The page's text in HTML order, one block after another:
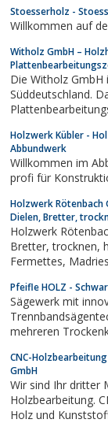
Vielzahl
Stoesserholz -
Willkommen auf
Witholz GmbH –
Die Witholz GmbH
Süddeutschland. Das
Holzwerk Kübler -
Abbundwerk
Willkommen im
profi für
Holzwerk Rötenbach
Dielen, Bretter,
Holzwerk Rötenbach GmbH - Kantholz,
Bretter, trocknen, hobeln, Holzhäuser, Poutres, Lattes,
Fermettes, Madries, Bastings, Sechage, Rabotage, Maison-en-
houses, Vigas, Rastreles, Tablones, Secado, Cepillado, KVH, Duo
Lam,...
Pfeifle HOLZ -
Sägewerk mit
Trennbandsägentechnologie, einer
mehreren
CNC-
GmbH
Wir sind Ihr dritter Mann, auf den jederzeit
Holzbearbeitung.
Holz und